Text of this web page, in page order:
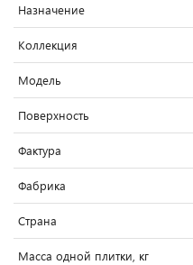
Назначение
Коллекция
Модель
Поверхность
Фактура
Фабрика
Страна
Масса одной плитки, кг